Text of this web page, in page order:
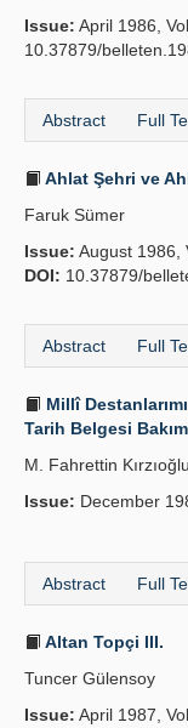
Issue: April 1986,
10.37879/
Abstract Full
Ahlat Şehri ve
Faruk Sümer
Issue: August 1986,
DOI: 10.37879/
Abstract Full
Millî
Tarih Belgesi
M. Fahrettin Kırzıoğlu
Issue: December
Abstract Full
Altan Topçi III.
Tuncer Gülensoy
Issue: April 1987,